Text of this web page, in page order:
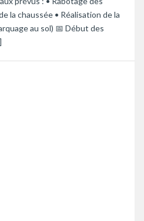
la chaussée • Réalisation de la
au sol) 📅 Début des